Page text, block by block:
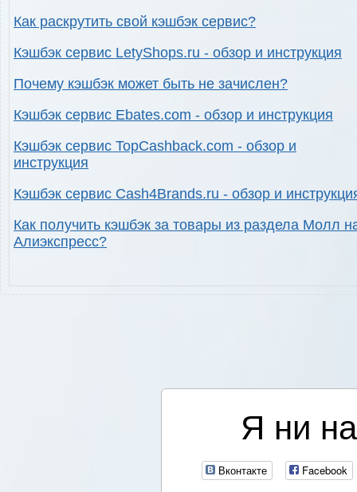
Как раскрутить свой кэшбэк сервис?
Кэшбэк сервис LetyShops.ru - обзор и инструкция
Почему кэшбэк может быть не зачислен?
Кэшбэк сервис Ebates.com - обзор и инструкция
Кэшбэк сервис TopCashback.com - обзор и
инструкция
Кэшбэк сервис Cash4Brands.ru - обзор и
Как получить кэшбэк за товары из раздела Молл
Алиэкспресс?
Я ни
Вконтакте Facebook